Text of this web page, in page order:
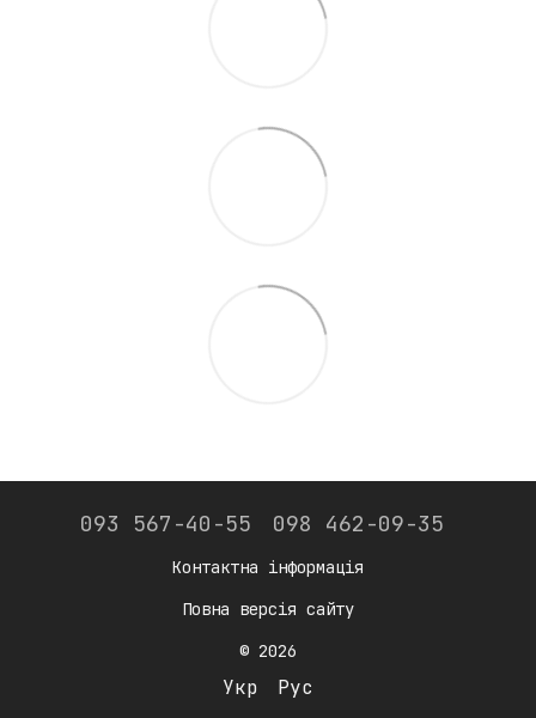
093 567-40-55 098 462-09-35
Контактна інформація
Повна версія сайту
© 2026
Укр Рус